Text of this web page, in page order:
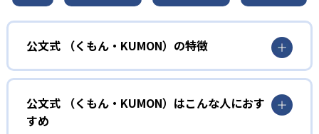
公文式 （くもん・KUMON）の特徴
01
無学年式の学力別学習
KUMONでは、年齢や学年にとらわれずに、一人ひとりの学
力に応じたレベルから学習を始めている。
公文式 （くもん・KUMON）はこんな人におす
すめ